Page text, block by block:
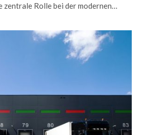
zentrale Rolle bei der modernen…